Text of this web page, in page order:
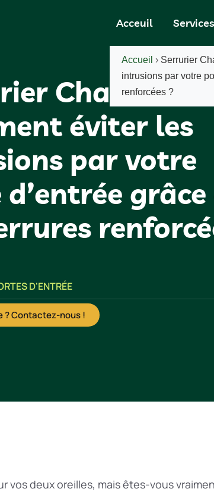
Charleroi :
éviter les
par votre
grâce
D'ENTRÉE
? Contactez-nous !
vos deux oreilles, mais êtes-vous
Acceuil Services
Accueil › Serrurier
intrusions par votre
renforcées ?